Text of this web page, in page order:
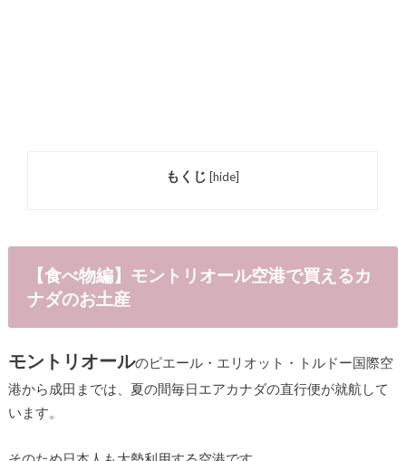
もくじ [hide]
【食べ物編】モントリオール空港で買えるカ
ナダのお土産
モントリオールのピエール・エリオット・トルドー国際空
港から成田までは、夏の間毎日エアカナダの直行便が就航して
います。